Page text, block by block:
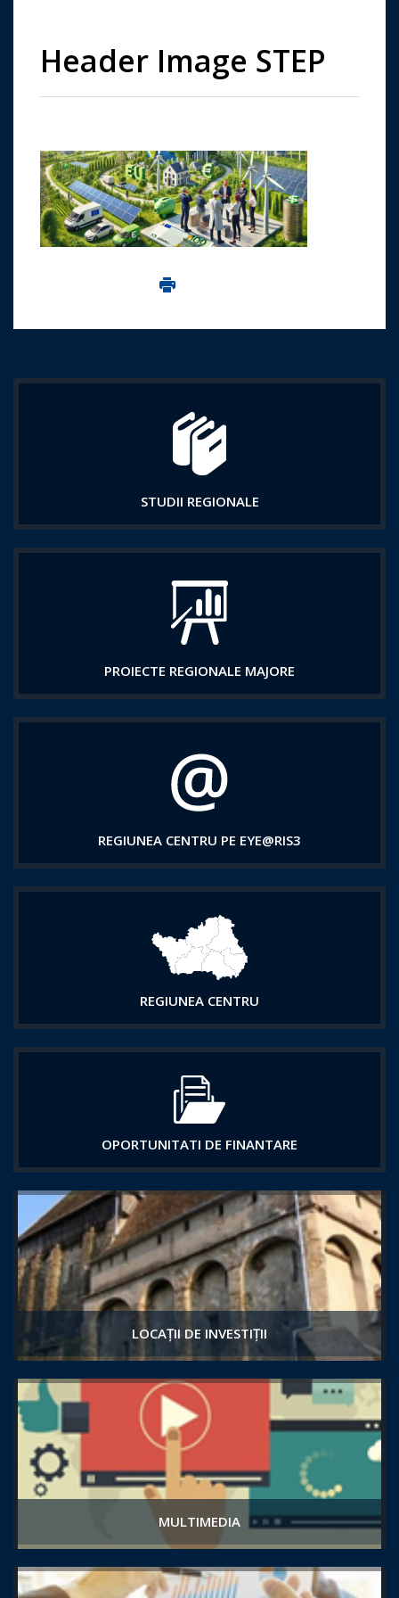
Header Image STEP
Imprima aceasta pagina
STUDII REGIONALE
PROIECTE REGIONALE MAJORE
REGIUNEA CENTRU PE EYE@RIS3
REGIUNEA CENTRU
OPORTUNITATI DE FINANTARE
LOCAȚII DE INVESTIȚII
MULTIMEDIA